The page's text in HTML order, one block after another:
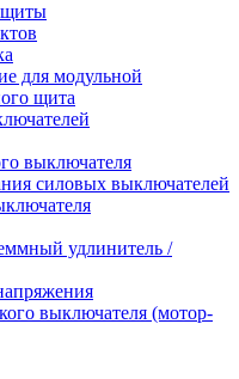
для модульной
щита
выключателя
силовых выключателей
удлинитель /
выключателя (мотор-